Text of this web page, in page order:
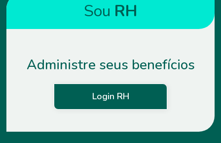
Sou RH
Administre seus benefícios
Login RH